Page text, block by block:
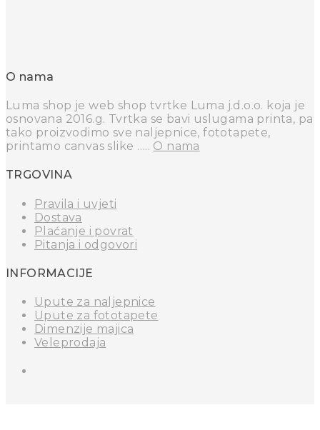
O nama
Luma shop je web shop tvrtke Luma j.d.o.o. koja je
osnovana 2016.g. Tvrtka se bavi uslugama printa, pa
tako proizvodimo sve naljepnice, fototapete,
printamo canvas slike ….. O nama
TRGOVINA
Pravila i uvjeti
Dostava
Plaćanje i povrat
Pitanja i odgovori
INFORMACIJE
Upute za naljepnice
Upute za fototapete
Dimenzije majica
Veleprodaja